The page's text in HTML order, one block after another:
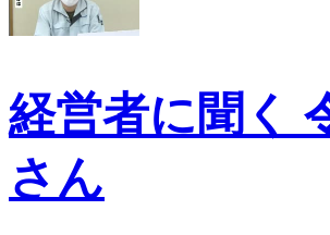
経営者に聞く
さん